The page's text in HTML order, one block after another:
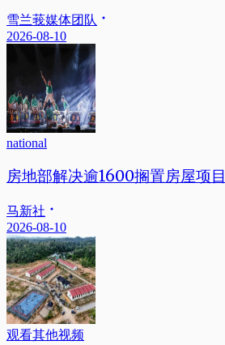
雪兰莪媒体团队
2026-08-10
national
房地部解决逾1600搁置房屋项目
马新社
2026-08-10
观看其他视频